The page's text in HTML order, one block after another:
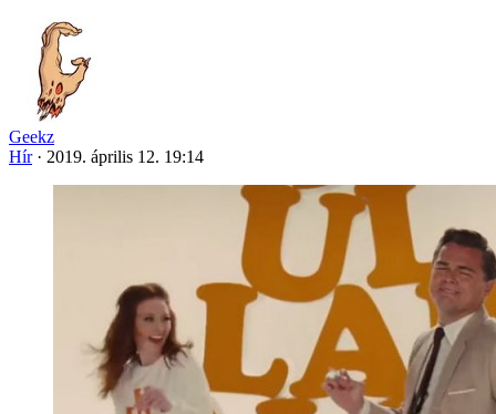
Geekz
Hír · 2019. április 12. 19:14